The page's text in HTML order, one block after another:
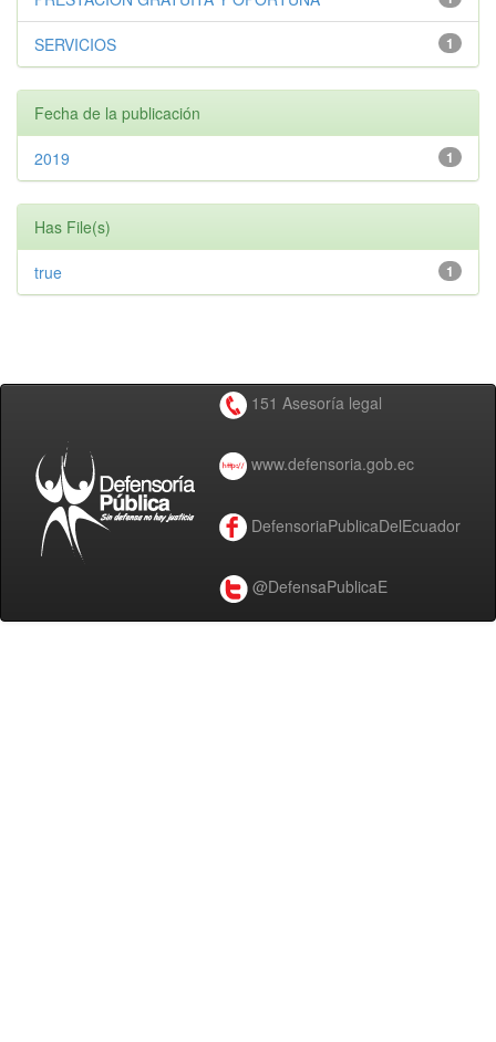
1
SERVICIOS
Fecha de la publicación
1
2019
Has File(s)
1
true
151 Asesoría legal
www.defensoria.gob.ec
DefensoriaPublicaDelEcuador
@DefensaPublicaE